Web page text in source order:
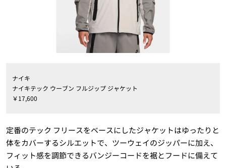
ナイキ
ナイキテック ウーブン フルジップ ジャケット
￥17,600
定番のテック フリースをベースにしたジャケットはゆったりと
体をカバーするシルエットで、ツーウェイのジッパーに加え、
フィット感を調節できるバンジーコードを裾とフードに備えて